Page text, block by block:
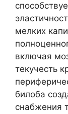
мелких
включая
текучесть
билоба
снабжения